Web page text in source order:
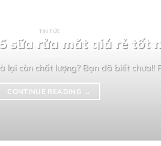
TIN TỨC
sữa rửa mặt giá rẻ tốt
lại còn chất lượng? Bạn đã biết chưa!!
CONTINUE READING →